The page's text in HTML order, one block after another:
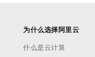
为什么选择阿里云
什么是云计算